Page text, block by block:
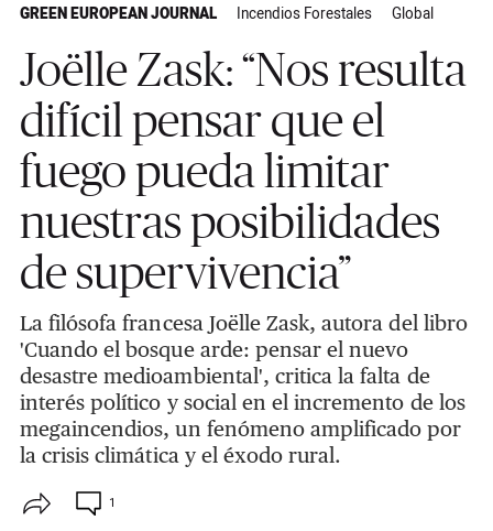
GREEN EUROPEAN JOURNAL Incendios Forestales Global
Joëlle Zask: “Nos resulta
difícil pensar que el
fuego pueda limitar
nuestras posibilidades
de supervivencia”
La filósofa francesa Joëlle Zask, autora del libro
'Cuando el bosque arde: pensar el nuevo
desastre medioambiental', critica la falta de
interés político y social en el incremento de los
megaincendios, un fenómeno amplificado por
la crisis climática y el éxodo rural.
1